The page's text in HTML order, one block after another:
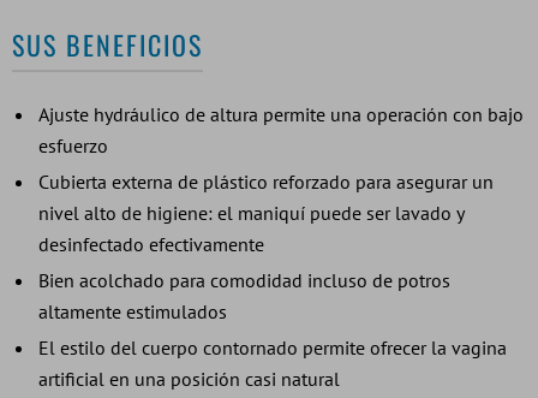
SUS BENEFICIOS
Ajuste hydráulico de altura permite una operación con bajo
esfuerzo
Cubierta externa de plástico reforzado para asegurar un
nivel alto de higiene: el maniquí puede ser lavado y
desinfectado efectivamente
Bien acolchado para comodidad incluso de potros
altamente estimulados
El estilo del cuerpo contornado permite ofrecer la vagina
artificial en una posición casi natural